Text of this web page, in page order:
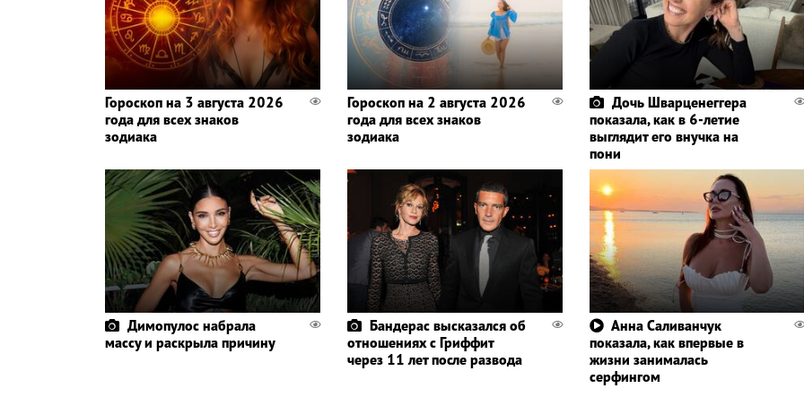
Гороскоп на 3 августа 2026
года для всех знаков
зодиака
Гороскоп на 2 августа 2026
года для всех знаков
зодиака
Дочь Шварценеггера
показала, как в 6-летие
выглядит его внучка на
пони
Димопулос набрала
массу и раскрыла причину
Бандерас высказался об
отношениях с Гриффит
через 11 лет после развода
Анна Саливанчук
показала, как впервые в
жизни занималась
серфингом